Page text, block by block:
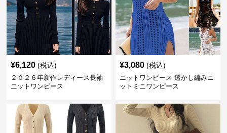
¥6,120 (税込)
２０２６年新作レディース長袖
ニットワンピース
¥3,080 (税込)
ニットワンピース 透かし編みニ
ットミニワンピース